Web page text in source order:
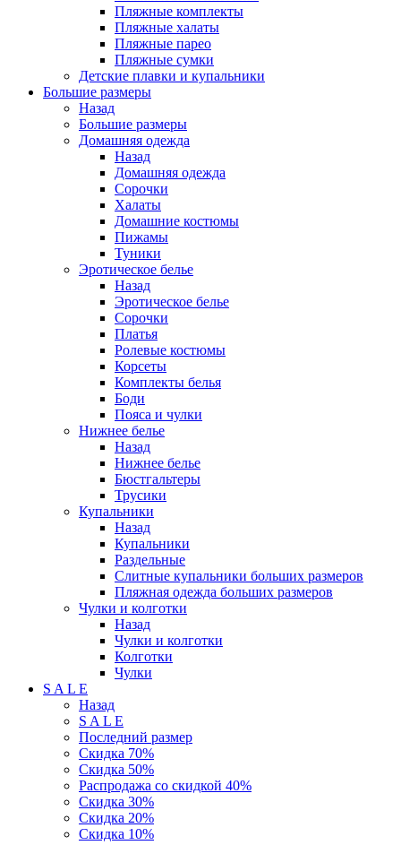
Пляжные комплекты
Пляжные халаты
Пляжные парео
Пляжные сумки
Детские плавки и купальники
Большие размеры
Назад
Большие размеры
Домашняя одежда
Назад
Домашняя одежда
Сорочки
Халаты
Домашние костюмы
Пижамы
Туники
Эротическое белье
Назад
Эротическое белье
Сорочки
Платья
Ролевые костюмы
Корсеты
Комплекты белья
Боди
Пояса и чулки
Нижнее белье
Назад
Нижнее белье
Бюстгальтеры
Трусики
Купальники
Назад
Купальники
Раздельные
Слитные купальники больших размеров
Пляжная одежда больших размеров
Чулки и колготки
Назад
Чулки и колготки
Колготки
Чулки
S A L E
Назад
S A L E
Последний размер
Скидка 70%
Скидка 50%
Распродажа со скидкой 40%
Скидка 30%
Скидка 20%
Скидка 10%